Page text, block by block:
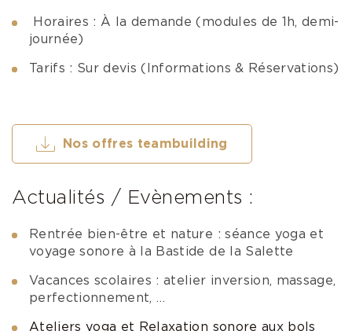
Horaires : À la demande (modules de 1h, demi-
journée)
Tarifs : Sur devis (Informations & Réservations)
Nos offres teambuilding
Actualités / Evènements :
Rentrée bien-être et nature : séance yoga et
voyage sonore à la Bastide de la Salette
Vacances scolaires : atelier inversion, massage,
perfectionnement, …
Ateliers yoga et Relaxation sonore aux bols